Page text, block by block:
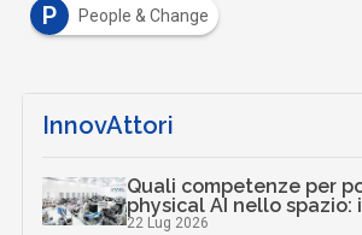
P
People & Change
InnovAttori
Quali competenze per
physical AI nello spazio:
22 Lug 2026